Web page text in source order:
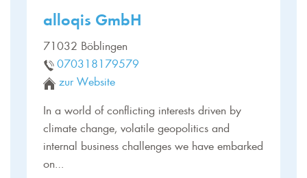
alloqis GmbH
In a world of conflicting interests driven by
climate change, volatile geopolitics and
internal business challenges we have embarked
on…
71032 Böblingen
070318179579
zur Website